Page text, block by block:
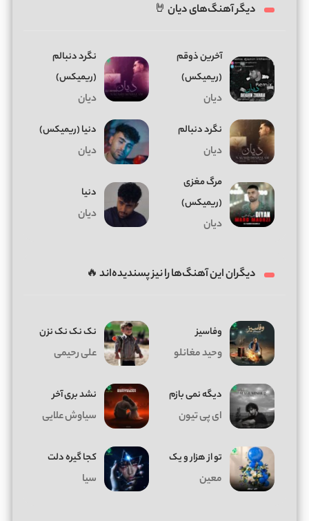
دیگر آهنگ‌های دیان 🤘
آخرین ذوقم
(ریمیکس)
دیان
نگرد دنبالم
(ریمیکس)
دیان
نگرد دنبالم
دیان
دنیا (ریمیکس)
دیان
مرگ مغزی
(ریمیکس)
دیان
دنیا
دیان
دیگران این آهنگ‌ها را نیز پسندیده‌اند 🔥
وفاسیز
وحید مغانلو
نک نک نک نزن
علی رحیمی
دیگه نمی بازم
ای پی تیون
نشد بری آخر
سیاوش علایی
تو از هزار و یک
معین
کجا گیره دلت
سیا